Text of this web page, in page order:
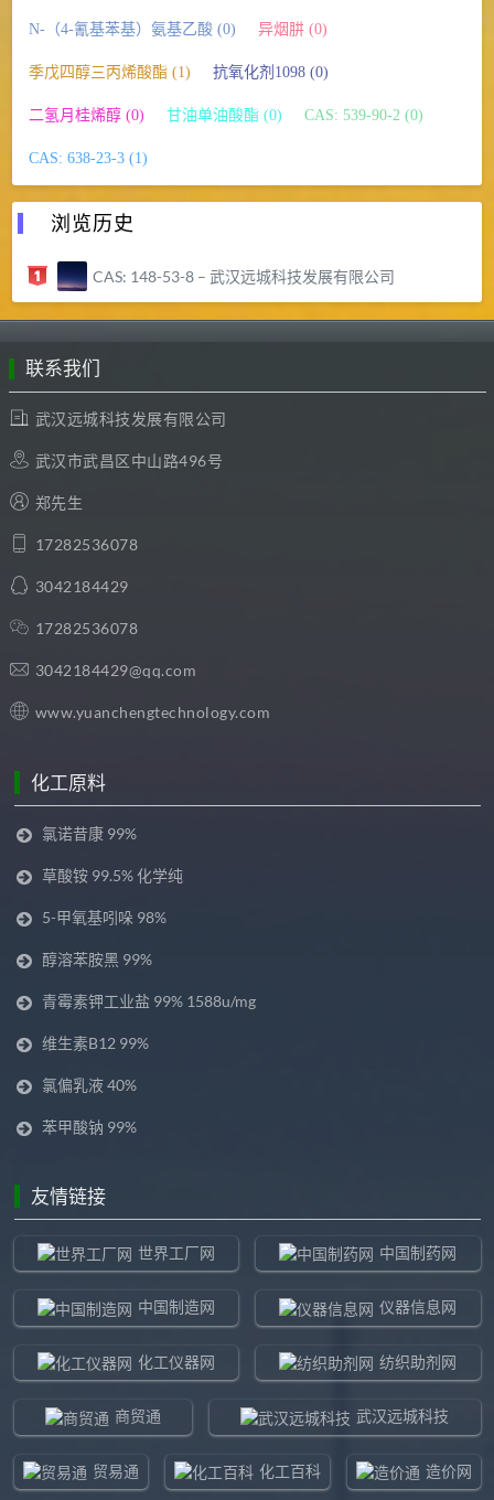
N-（4-氰基苯基）氨基乙酸 (0) 异烟肼 (0)
季戊四醇三丙烯酸酯 (1) 抗氧化剂1098 (0)
二氢月桂烯醇 (0) 甘油单油酸酯 (0) CAS: 539-90-2 (0)
CAS: 638-23-3 (1)
浏览历史
CAS: 148-53-8 – 武汉远城科技发展有限公司
联系我们
武汉远城科技发展有限公司
武汉市武昌区中山路496号
郑先生
17282536078
3042184429
17282536078
3042184429@qq.com
www.yuanchengtechnology.com
化工原料
氯诺昔康 99%
草酸铵 99.5% 化学纯
5-甲氧基吲哚 98%
醇溶苯胺黑 99%
青霉素钾工业盐 99% 1588u/mg
维生素B12 99%
氯偏乳液 40%
苯甲酸钠 99%
友情链接
世界工厂网 中国制药网
中国制造网 仪器信息网
化工仪器网 纺织助剂网
商贸通 武汉远城科技
贸易通 化工百科 造价网